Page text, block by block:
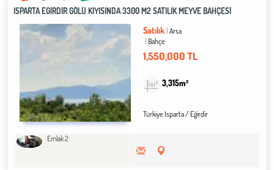
ISPARTA EĞİRDİR GÖLÜ KIYISINDA 3300 M2 SATILIK MEYVE BAHÇESİ
Satılık Arsa
Bahçe
1,550,000 TL
3,315m²
Türkiye Isparta / Eğirdir
Emlak 2